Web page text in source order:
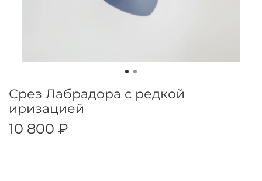
Срез Лабрадора с редкой
иризацией
10 800 ₽